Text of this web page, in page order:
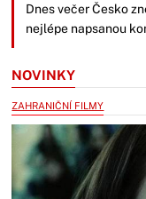
Dnes večer Česko
nejlépe napsanou
NOVINKY
ZAHRANIČNÍ FILMY